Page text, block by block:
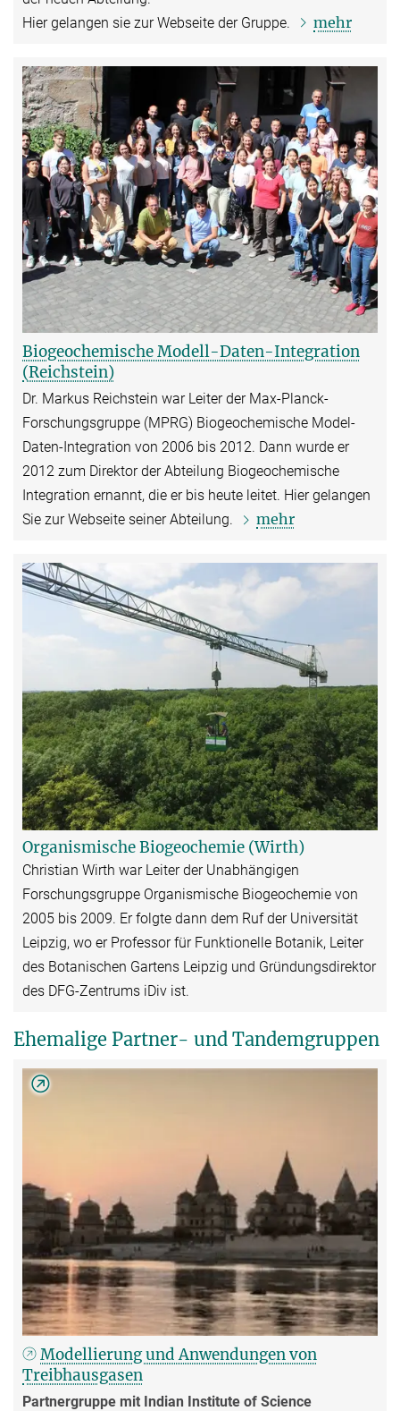
Hier gelangen sie zur Webseite der Gruppe.
mehr
Biogeochemische Modell-Daten-Integration
(Reichstein)
Dr. Markus Reichstein war Leiter der Max-Planck-
Forschungsgruppe (MPRG) Biogeochemische Model-
Daten-Integration von 2006 bis 2012. Dann wurde er
2012 zum Direktor der Abteilung Biogeochemische
Integration ernannt, die er bis heute leitet. Hier gelangen
Sie zur Webseite seiner Abteilung.
mehr
Organismische Biogeochemie (Wirth)
Christian Wirth war Leiter der Unabhängigen
Forschungsgruppe Organismische Biogeochemie von
2005 bis 2009. Er folgte dann dem Ruf der Universität
Leipzig, wo er Professor für Funktionelle Botanik, Leiter
des Botanischen Gartens Leipzig und Gründungsdirektor
des DFG-Zentrums iDiv ist.
Ehemalige Partner- und Tandemgruppen
Modellierung und Anwendungen von
Treibhausgasen
Partnergruppe mit Indian Institute of Science